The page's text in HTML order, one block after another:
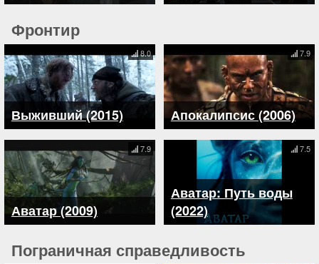
Фронтир
Выживший (2015)
8.0
Апокалипсис (2006)
7.9
Аватар (2009)
7.9
Аватар: Путь воды
(2022)
7.5
Пограничная справедливость